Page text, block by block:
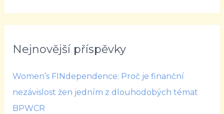
Nejnovější příspěvky
Women’s FINdependence: Proč je finanční
nezávislost žen jedním z dlouhodobých témat
BPWCR